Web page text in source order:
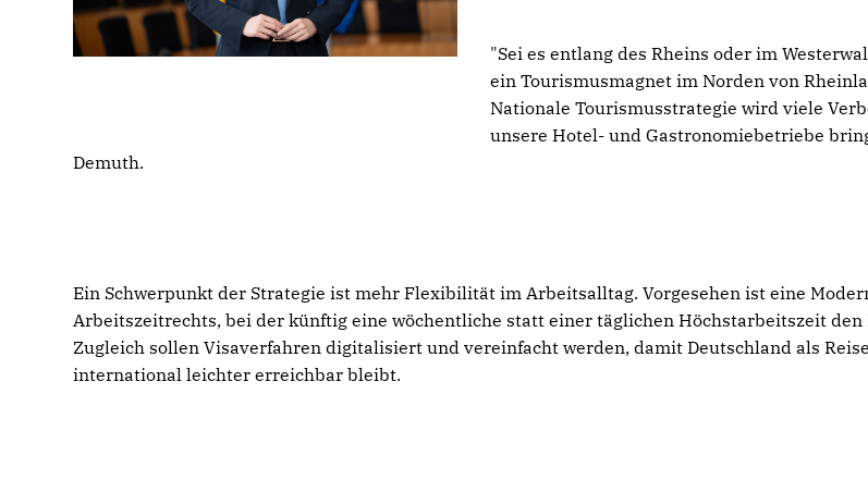
"Sei es entlang des Rheins oder im
ein Tourismusmagnet im Norden von
Nationale Tourismusstrategie wird viele
unsere Hotel- und Gastronomiebetriebe
Demuth.
Ein Schwerpunkt der Strategie ist mehr Flexibilität im Arbeitsalltag. Vorgesehen ist eine
Arbeitszeitrechts, bei der künftig eine wöchentliche statt einer täglichen Höchstarbeitszeit den
Zugleich sollen Visaverfahren digitalisiert und vereinfacht werden, damit Deutschland als
international leichter erreichbar bleibt.